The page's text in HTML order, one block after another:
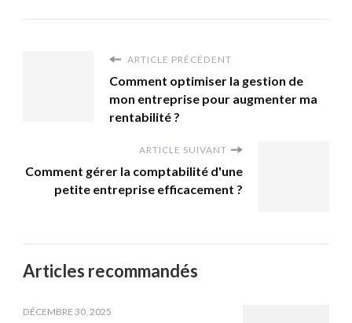
ARTICLE PRÉCÉDENT
Comment optimiser la gestion de
mon entreprise pour augmenter ma
rentabilité ?
ARTICLE SUIVANT
Comment gérer la comptabilité d'une
petite entreprise efficacement ?
Articles recommandés
DÉCEMBRE 30, 2025